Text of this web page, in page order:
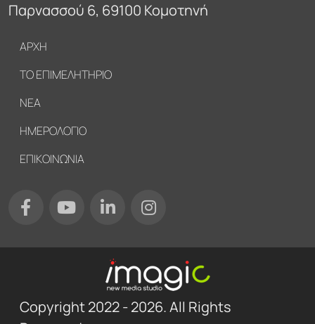
Υποσέλιδο
ΑΡΧΗ
ΤΟ ΕΠΙΜΕΛΗΤΗΡΙΟ
ΝΕΑ
ΗΜΕΡΟΛΟΓΙΟ
ΕΠΙΚΟΙΝΩΝΙΑ
Παρνασσού 6, 69100 Κομοτηνή
Copyright 2022 - 2026. All Rights